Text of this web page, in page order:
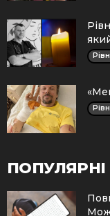
ПОПУЛЯРНІ